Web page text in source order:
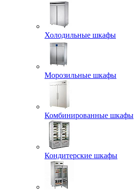
Холодильные шкафы
Морозильные шкафы
Комбинированные шкафы
Кондитерские шкафы